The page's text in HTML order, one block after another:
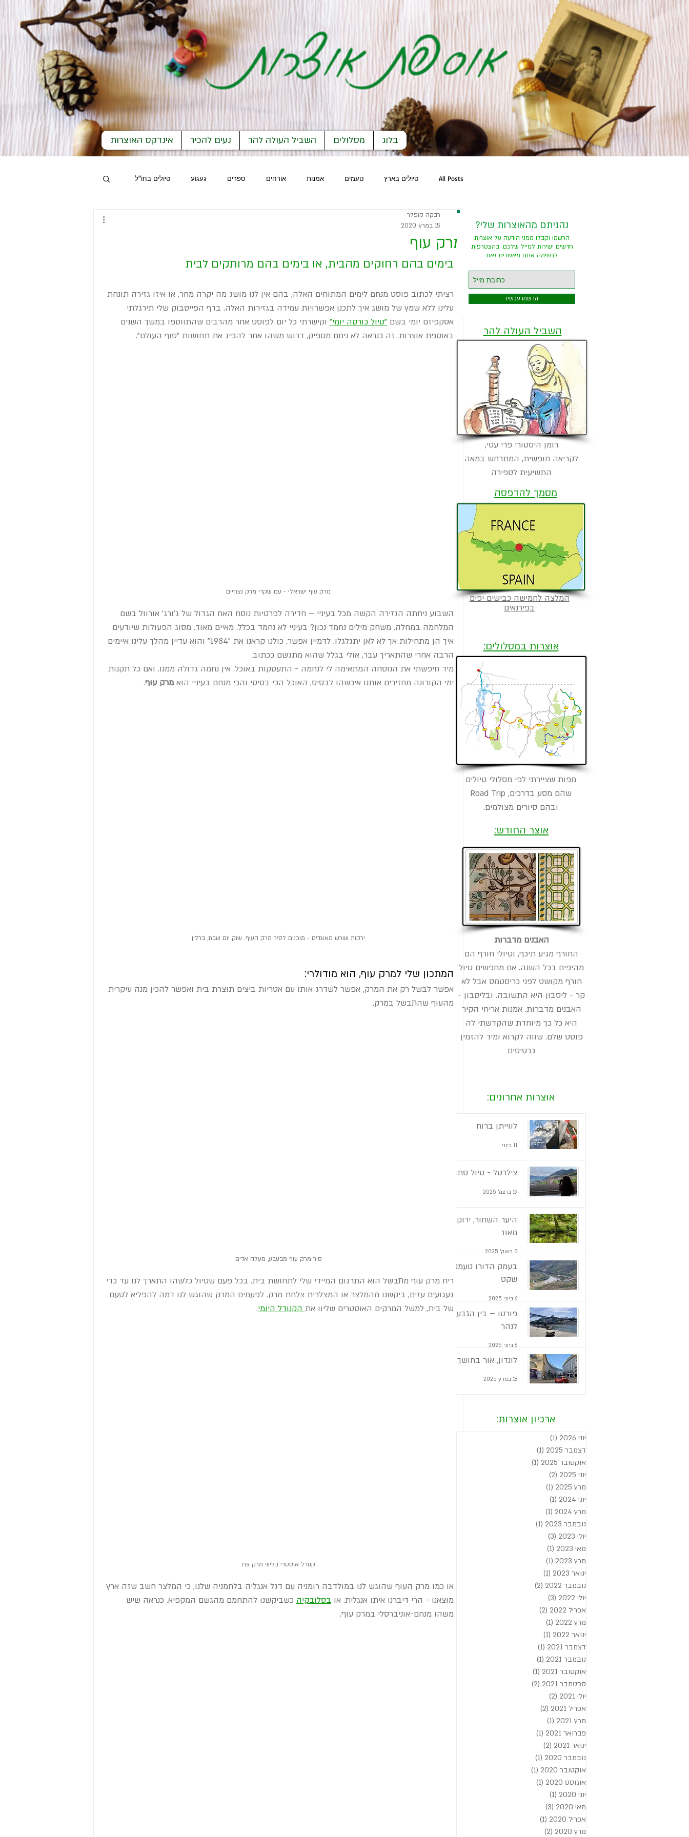
אינדקס האוצרות נעים להכיר השביל העולה להר מסלולים בלוג
All Posts טיולים בארץ טעמים אמנות אורחים ספרים געגוע טיולים בחו"ל
מרק עוף
רבקה קופלר
15 במרץ 2020
בימים בהם רחוקים מהבית, או בימים בהם מרותקים לבית
רציתי לכתוב פוסט מנחם לימים המתוחים האלה, בהם אין לנו מושג מה יקרה מחר, או איזו גזירה תונחת
עלינו ללא שמץ של מושג איך לתכנן אפשרויות עמידה בגזירות האלה. בדף הפייסבוק שלי תירגלתי
אסקפיזם יומי בשם "טיול כורסה יומי" וקישרתי כל יום לפוסט אחר מהרבים שהתווספו במשך השנים
באוספת אוצרות. זה כנראה לא ניחם מספיק, דרוש משהו אחר להפיג את תחושות "סוף העולם".
מרק עוף ישראלי - עם שקדי מרק נצחיים
השבוע ניחתה הגזירה הקשה מכל בעיניי – חדירה לפרטיות נוסח האח הגדול של ג'ורג' אורוול בשם
המלחמה במחלה. משחק מילים נחמד נכון? בעיניי לא נחמד בכלל. מאיים מאוד. מסוג הפעולות שיודעים
איך הן מתחילות אך לא לאן יתגלגלו. לדמיין אפשר. כולנו קראנו את "1984" והוא עדיין מהלך עלינו איימים
הרבה אחרי שהתאריך עבר, אולי בגלל שהוא מתגשם ככתוב.
מיד חיפשתי את הנוסחה המתאימה לי לנחמה - התעסקות באוכל. אין נחמה גדולה ממנו. ואם כל תקנות
ימי הקורונה מחזירים אותנו איכשהו לבסיס, האוכל הכי בסיסי והכי מנחם בעיניי הוא מרק עוף.
ירקות שורש מאוגדים - מוכנים לסיר מרק העוף. שוק יום שבת, ברלין
המתכון שלי למרק עוף, הוא מודולרי:
אפשר לבשל רק את המרק, אפשר לשדרג אותו עם אטריות ביצים תוצרת בית ואפשר להכין מנה עיקרית
מהעוף שהתבשל במרק.
סיר מרק עוף מבעבע, מעלה אדים
ריח מרק עוף מתבשל הוא התרגום המיידי שלי לתחושת בית. בכל פעם שטיול כלשהו התארך לנו עד כדי
געגועים עזים, ביקשנו מהמלצר או המצלרית צלחת מרק. לפעמים המרק שהוגש לנו דמה להפליא לטעם
של בית, למשל המרקים האוסטרים שליוו את הקנודל היומי.
קנודל אוסטרי בליווי מרק צח
או כמו מרק העוף שהוגש לנו במולדבה רומניה עם דגל אנגליה בלחמניה שלנו, כי המלצר חשב שזה ארץ
מוצאנו - הרי דיברנו איתו אנגלית. או בסלובקיה כשביקשנו להתחמם מהגשם המקפיא. כנראה שיש
משהו מנחם-אוניברסלי במרק עוף.
?נהניתם מהאוצרות שלי
הרשמו וקבלו ממני הודעה על אוצרות
חדשים ישירות למייל שלכם. בהצטרפות
לרשימה אתם מאשרים זאת
הרשמו עכשיו
השביל העולה להר
רומן היסטורי פרי עטי,
לקריאה חופשית, המתרחש במאה
התשיעית לספירה
מסמך להדפסה
המלצה לחמישה כבישים יפים
בפירנאים
אוצרות במסלולים:
​מפות שציירתי לפי מסלולי טיולים
שהם מסע בדרכים, Road Trip
ובהם סיורים מצולמים.
אוצר החודש:
האבנים מדברות
החורף מגיע תיכף, וטיולי חורף הם
מהיפים בכל השנה. אם מחפשים טיול
חורף מקושט לפני כריסטמס אבל לא
קר - ליסבון היא התשובה. ובליסבון -
האבנים מדברות. אמנות אריחי הקיר
היא כל כך מיוחדת שהקדשתי לה
פוסט שלם. שווה לקרוא ומיד להזמין
כרטיסים
אוצרות אחרונים:
לווייתן ברוח
11 ביוני
צילרטל - טיול סתווי
19 בדצמ׳ 2025
היער השחור, ירוק
מאוד
3 באוק׳ 2025
בעמק הדורו טעמנו
שקט
6 ביוני 2025
פורטו – בין הגבעות
לנהר
6 ביוני 2025
לונדון, אור בחושך
18 במרץ 2025
ארכיון אוצרות:
יוני 2026 (1)
דצמבר 2025
(1)
אוקטובר 2025
(1)
יוני 2025
(2)
מרץ 2025
(1)
יוני 2024
(1)
מרץ 2024
(1)
נובמבר 2023
(1)
יולי 2023
(3)
מאי 2023
(1)
מרץ 2023
(1)
ינואר 2023
(1)
נובמבר 2022
(2)
יולי 2022
(3)
אפריל 2022
(2)
מרץ 2022
(1)
ינואר 2022
(1)
דצמבר 2021
(1)
נובמבר 2021
(1)
אוקטובר 2021
(1)
ספטמבר 2021
(2)
יולי 2021
(2)
אפריל 2021
(2)
מרץ 2021
(1)
פברואר 2021
(1)
ינואר 2021
(2)
נובמבר 2020
(1)
אוקטובר 2020
(1)
אוגוסט 2020
(1)
יוני 2020
(1)
מאי 2020
(3)
אפריל 2020
(1)
מרץ 2020
(2)